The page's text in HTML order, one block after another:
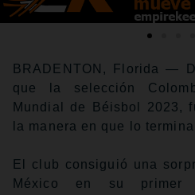
BRADENTON, Florida —
que la selección
Mundial de Béisbol 2023,
la manera en que lo
El club consiguió una
México en su primer